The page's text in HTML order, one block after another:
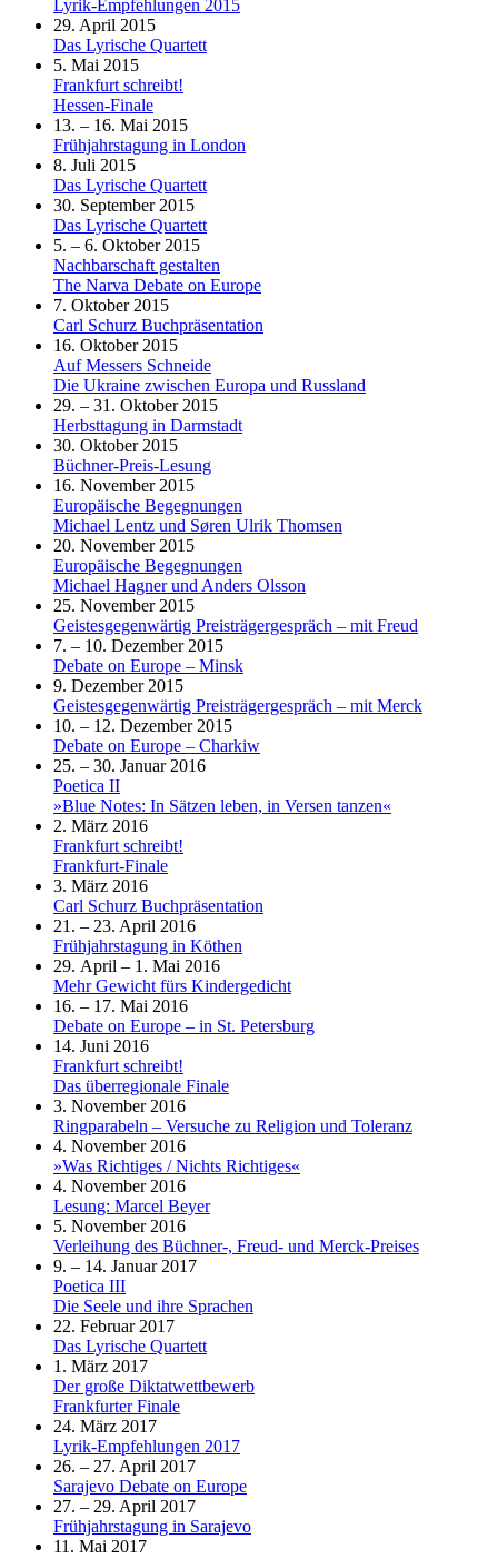
Lyrik-Empfehlungen 2015
29. April 2015
Das Lyrische Quartett
5. Mai 2015
Frankfurt schreibt!
Hessen-Finale
13. – 16. Mai 2015
Frühjahrstagung in London
8. Juli 2015
Das Lyrische Quartett
30. September 2015
Das Lyrische Quartett
5. – 6. Oktober 2015
Nachbarschaft gestalten
The Narva Debate on Europe
7. Oktober 2015
Carl Schurz Buchpräsentation
16. Oktober 2015
Auf Messers Schneide
Die Ukraine zwischen Europa und Russland
29. – 31. Oktober 2015
Herbsttagung in Darmstadt
30. Oktober 2015
Büchner-Preis-Lesung
16. November 2015
Europäische Begegnungen
Michael Lentz und Søren Ulrik Thomsen
20. November 2015
Europäische Begegnungen
Michael Hagner und Anders Olsson
25. November 2015
Geistesgegenwärtig Preisträgergespräch – mit Freud
7. – 10. Dezember 2015
Debate on Europe – Minsk
9. Dezember 2015
Geistesgegenwärtig Preisträgergespräch – mit Merck
10. – 12. Dezember 2015
Debate on Europe – Charkiw
25. – 30. Januar 2016
Poetica II
»Blue Notes: In Sätzen leben, in Versen tanzen«
2. März 2016
Frankfurt schreibt!
Frankfurt-Finale
3. März 2016
Carl Schurz Buchpräsentation
21. – 23. April 2016
Frühjahrstagung in Köthen
29. April – 1. Mai 2016
Mehr Gewicht fürs Kindergedicht
16. – 17. Mai 2016
Debate on Europe – in St. Petersburg
14. Juni 2016
Frankfurt schreibt!
Das überregionale Finale
3. November 2016
Ringparabeln – Versuche zu Religion und Toleranz
4. November 2016
»Was Richtiges / Nichts Richtiges«
4. November 2016
Lesung: Marcel Beyer
5. November 2016
Verleihung des Büchner-, Freud- und Merck-Preises
9. – 14. Januar 2017
Poetica III
Die Seele und ihre Sprachen
22. Februar 2017
Das Lyrische Quartett
1. März 2017
Der große Diktatwettbewerb
Frankfurter Finale
24. März 2017
Lyrik-Empfehlungen 2017
26. – 27. April 2017
Sarajevo Debate on Europe
27. – 29. April 2017
Frühjahrstagung in Sarajevo
11. Mai 2017